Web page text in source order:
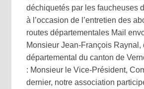
déchiquetés par les faucheuses
à l’occasion de l’entretien des
routes départementales Mail
Monsieur Jean-François Raynal,
départemental du canton de
: Monsieur le Vice-Président,
dernier, notre association